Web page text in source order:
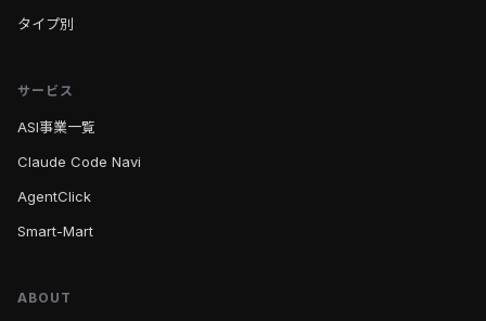
タイプ別
サービス
ASI事業一覧
Claude Code Navi
AgentClick
Smart-Mart
ABOUT